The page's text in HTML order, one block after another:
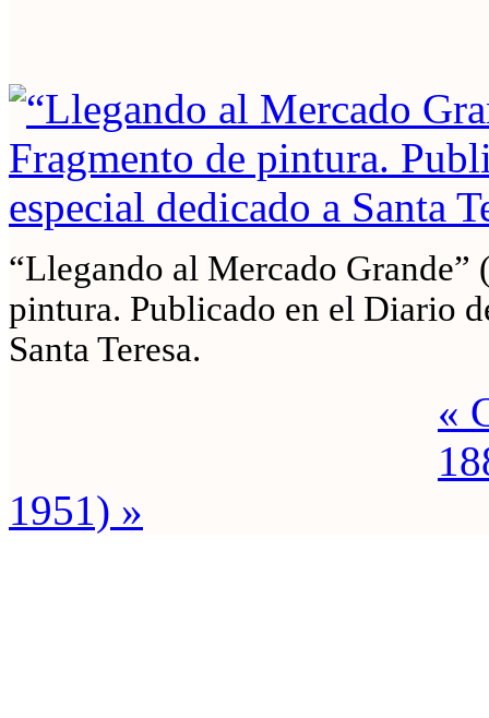
“Llegando al Mercado Grande”
pintura. Publicado en el Diario
Santa Teresa.
«
1951) »